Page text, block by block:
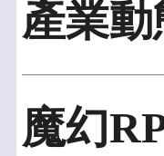
產業動
魔幻